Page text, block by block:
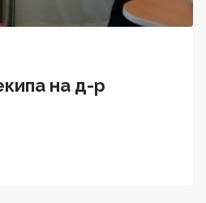
на д-р